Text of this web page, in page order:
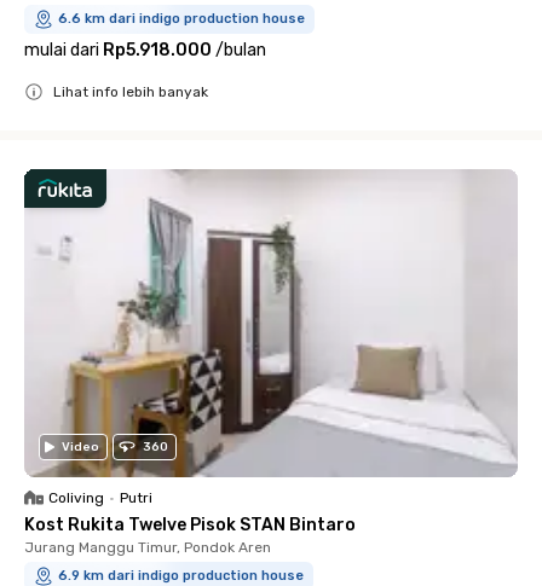
6.6 km dari indigo production house
mulai dari Rp5.918.000 /bulan
Lihat info lebih banyak
Video 360
Coliving • Putri
Kost Rukita Twelve Pisok STAN Bintaro
Jurang Manggu Timur, Pondok Aren
6.9 km dari indigo production house